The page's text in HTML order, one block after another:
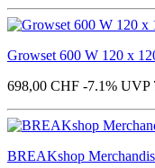
Growset 600 W 120 x
698,00 CHF -7.1% UVP
BREAKshop